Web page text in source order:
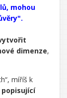
mohou
dimenze,
míříš k